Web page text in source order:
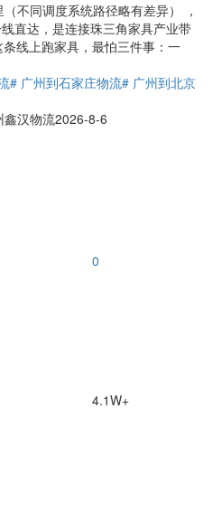
不同调度系统路径略有差异） ，
直达，是连接珠三角家具产业带
线上跑家具，最怕三件事：一
# 广州到石家庄物流# 广州到北京
鑫汉物流2026-8-6
0
4.1W+